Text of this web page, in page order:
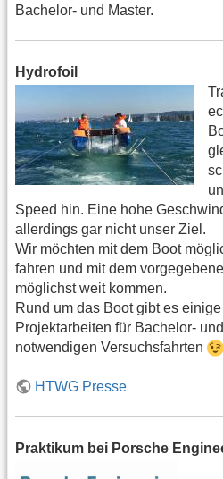
Bachelor- und Master.
Hydrofoil
Speed hin. Eine hohe
allerdings gar nicht unser Ziel.
Wir möchten mit dem Boot
fahren und mit dem
möglichst weit kommen.
Rund um das Boot gibt es
Projektarbeiten für Bachelor-
notwendigen Versuchsfahrten
HTWG Presse
Praktikum bei Porsche